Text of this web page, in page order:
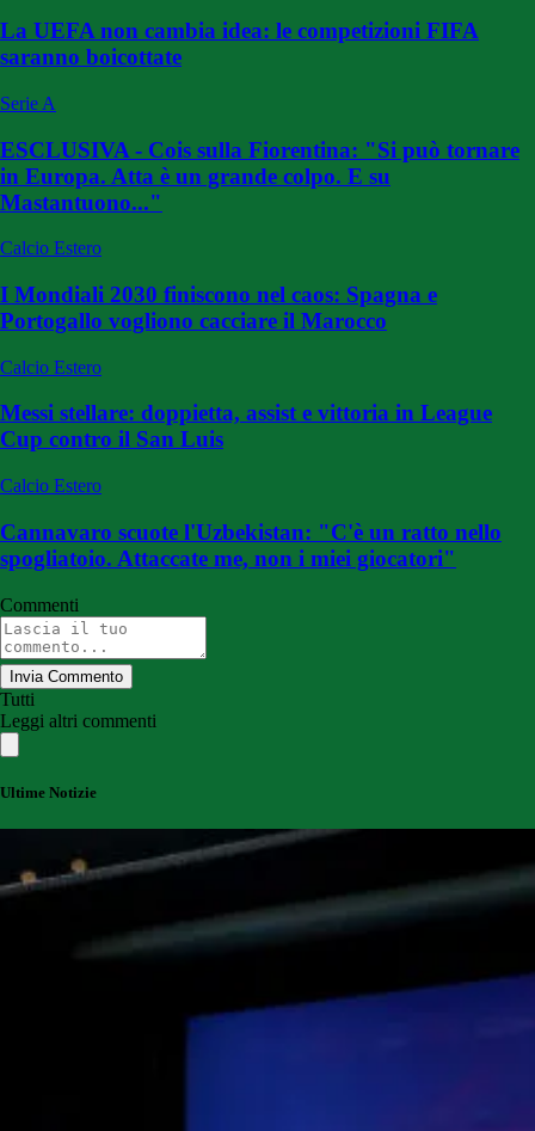
La UEFA non cambia idea: le competizioni FIFA
saranno boicottate
Serie A
ESCLUSIVA - Cois sulla Fiorentina: "Si può tornare
in Europa. Atta è un grande colpo. E su
Mastantuono..."
Calcio Estero
I Mondiali 2030 finiscono nel caos: Spagna e
Portogallo vogliono cacciare il Marocco
Calcio Estero
Messi stellare: doppietta, assist e vittoria in League
Cup contro il San Luis
Calcio Estero
Cannavaro scuote l'Uzbekistan: "C'è un ratto nello
spogliatoio. Attaccate me, non i miei giocatori"
Commenti
Invia Commento
Tutti
Leggi altri commenti
Ultime Notizie